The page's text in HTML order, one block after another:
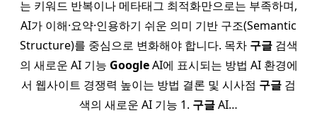
는 키워드 반복이나 메타태그 최적화만으로는 부족하며,
AI가 이해·요약·인용하기 쉬운 의미 기반 구조(Semantic
Structure)를 중심으로 변화해야 합니다. 목차 구글검색
의 새로운 AI 기능 GoogleAI에 표시되는 방법 AI 환경에
서 웹사이트 경쟁력 높이는 방법 결론 및 시사점 구글 검
색의 새로운 AI 기능 1. 구글AI…